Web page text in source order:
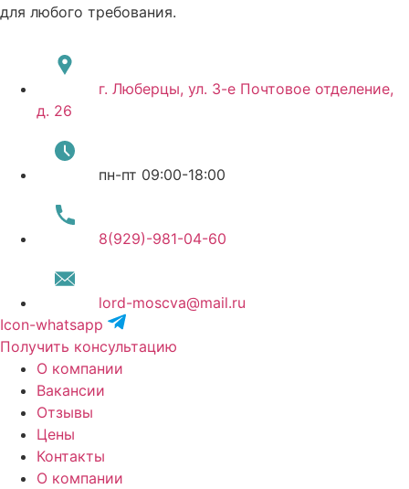
для любого требования.
г. Люберцы, ул. 3-е Почтовое отделение,
д. 26
пн-пт 09:00-18:00
8(929)-981-04-60
lord-moscva@mail.ru
Icon-whatsapp
Получить консультацию
О компании
Вакансии
Отзывы
Цены
Контакты
О компании